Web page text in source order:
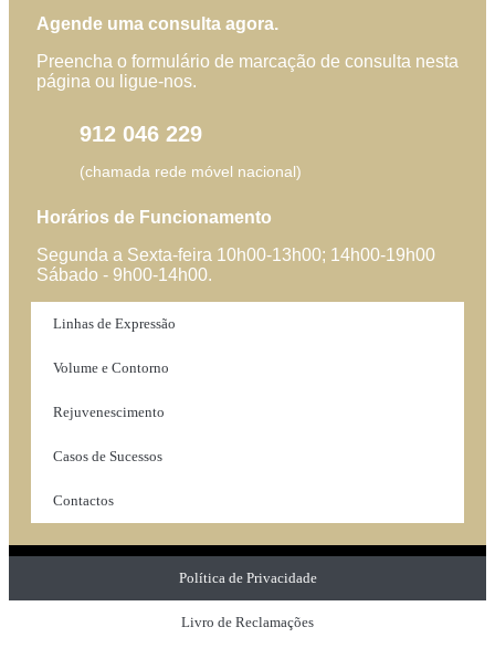
Agende uma consulta agora.
Preencha o formulário de marcação de consulta nesta
página ou ligue-nos.
912 046 229
(chamada rede móvel nacional)
Horários de Funcionamento
Segunda a Sexta-feira 10h00-13h00; 14h00-19h00
Sábado - 9h00-14h00.
Linhas de Expressão
Volume e Contorno
Rejuvenescimento
Casos de Sucessos
Contactos
Política de Privacidade
Livro de Reclamações